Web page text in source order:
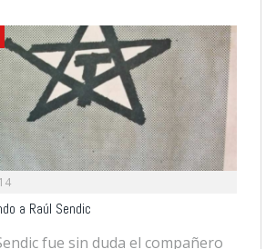
a Raúl Sendic
fue sin duda el compañero